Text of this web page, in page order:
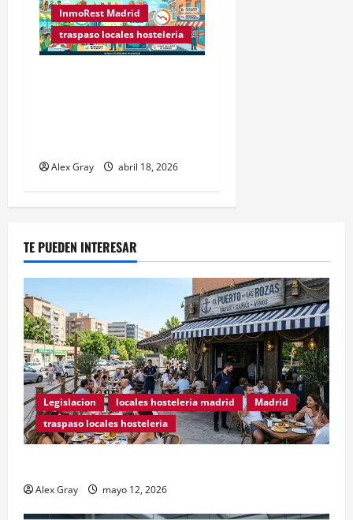
InmoRest Madrid
traspaso locales hosteleria
Alex Gray abril 18, 2026
TE PUEDEN INTERESAR
Legislacion locales hosteleria madrid
Madrid
traspaso locales hosteleria
Alex Gray mayo 12, 2026